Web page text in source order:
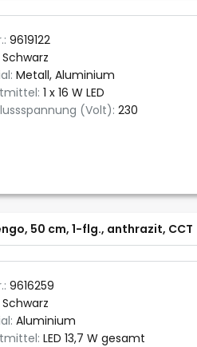
9619122
Schwarz
Metall, Aluminium
1 x 16 W LED
(Volt): 230
50 cm, 1-flg., anthrazit, CCT
9616259
Schwarz
Aluminium
LED 13,7 W gesamt